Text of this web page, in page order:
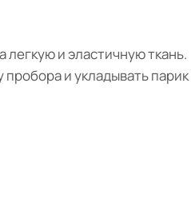
и эластичную ткань.
и укладывать